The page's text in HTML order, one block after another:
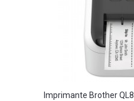
Imprimante Brother